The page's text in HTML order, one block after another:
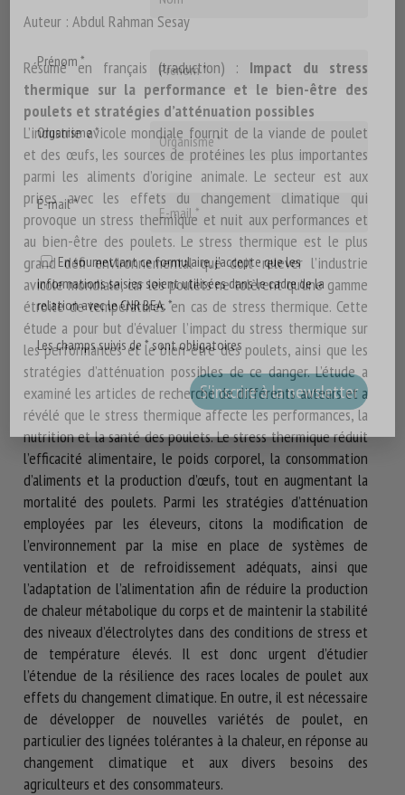
Auteur : Abdul Rahman Sesay
Résumé en français (traduction) : Impact du stress
thermique sur la performance et le bien-être des
poulets et stratégies d’atténuation possibles
L’industrie avicole mondiale fournit de la viande de poulet
et des œufs, les sources de protéines les plus importantes
parmi les aliments d’origine animale. Le secteur est aux
prises avec les effets du changement climatique qui
provoque un stress thermique et nuit aux performances et
au bien-être des poulets. Le stress thermique est le plus
grand défi environnemental que doit relever l’industrie
avicole mondiale, car les poulets ne tolèrent qu’une gamme
étroite de températures en cas de stress thermique. Cette
étude a pour but d’évaluer l’impact du stress thermique sur
les performances et le bien-être des poulets, ainsi que les
stratégies d’atténuation possibles de ce danger. L’étude a
examiné les articles de recherche de différents auteurs et a
révélé que le stress thermique affecte les performances, la
nutrition et la santé des poulets. Le stress thermique réduit
l’efficacité alimentaire, le poids corporel, la consommation
d’aliments et la production d’œufs, tout en augmentant la
mortalité des poulets. Parmi les stratégies d’atténuation
employées par les éleveurs, citons la modification de
l’environnement par la mise en place de systèmes de
ventilation et de refroidissement adéquats, ainsi que
l’adaptation de l’alimentation afin de réduire la production
de chaleur métabolique du corps et de maintenir la stabilité
des niveaux d’électrolytes dans des conditions de stress et
de température élevés. Il est donc urgent d’étudier
l’étendue de la résilience des races locales de poulet aux
effets du changement climatique. En outre, il est nécessaire
de développer de nouvelles variétés de poulet, en
particulier des lignées tolérantes à la chaleur, en réponse au
changement climatique et aux divers besoins des
agriculteurs et des consommateurs.
Prénom *
Organisme *
E-mail *
En soumettant ce formulaire, j'accepte que les
informations saisies soient utilisées dans le cadre de la
relation avec le CNR BEA. *
Les champs suivis de * sont obligatoires